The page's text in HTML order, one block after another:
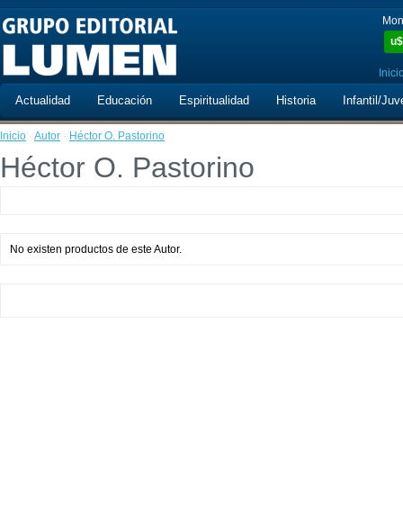
u$
Actualidad Educación Espiritualidad Historia Infantil/
Inicio · Autor · Héctor O. Pastorino
Héctor O. Pastorino
No existen productos de este Autor.